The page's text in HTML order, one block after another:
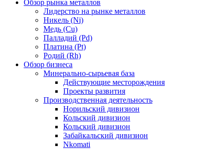
Обзор рынка металлов
Лидерство на рынке металлов
Никель (Ni)
Медь (Cu)
Палладий (Pd)
Платина (Pt)
Родий (Rh)
Обзор бизнеса
Минерально-сырьевая база
Действующие месторождения
Проекты развития
Производственная деятельность
Норильский дивизион
Кольский дивизион
Кольский дивизион
Забайкальский дивизион
Nkomati